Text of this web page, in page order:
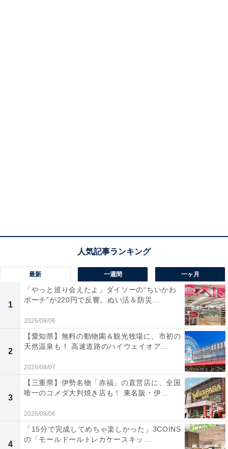
最新 一週間 一ヶ月
1
「やっと巡り会えたよ」ダイソーの“ちいかわ
ポーチ”が220円で反響。ぬい活＆防災...
2026/08/06
2
【愛知県】無料の動物園＆観光牧場に、市初の
天然温泉も！ 高速道路のハイウェイオア...
2026/08/07
3
【三重県】伊勢名物「赤福」の直営店に、全国
唯一のコメダ大判焼き店も！ 東名阪・伊...
2026/08/06
4
「15分で完成してめちゃ楽しかった」3COINS
の「モールドールトレカケースキッ...